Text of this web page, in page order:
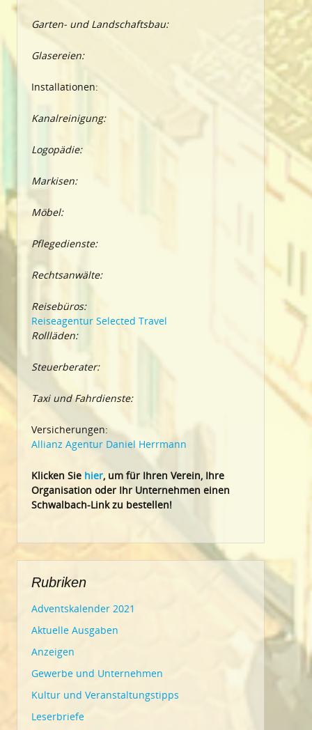
Garten- und Landschaftsbau:
Glasereien:
Installationen:
Kanalreinigung:
Logopädie:
Markisen:
Möbel:
Pflegedienste:
Rechtsanwälte:
Reisebüros:
Reiseagentur Selected Travel
Rollläden:
Steuerberater:
Taxi und Fahrdienste:
Versicherungen:
Allianz Agentur Daniel Herrmann
Klicken Sie hier, um für Ihren Verein, Ihre
Organisation oder Ihr Unternehmen einen
Schwalbach-Link zu bestellen!
Rubriken
Adventskalender 2021
Aktuelle Ausgaben
Anzeigen
Gewerbe und Unternehmen
Kultur und Veranstaltungstipps
Leserbriefe